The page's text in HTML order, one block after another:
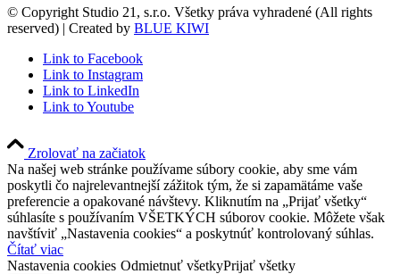
© Copyright Studio 21, s.r.o. Všetky práva vyhradené (All rights
reserved) | Created by BLUE KIWI
Link to Facebook
Link to Instagram
Link to LinkedIn
Link to Youtube
Zrolovať na začiatok
Na našej web stránke používame súbory cookie, aby sme vám
poskytli čo najrelevantnejší zážitok tým, že si zapamätáme vaše
preferencie a opakované návštevy. Kliknutím na „Prijať všetky“
súhlasíte s používaním VŠETKÝCH súborov cookie. Môžete však
navštíviť „Nastavenia cookies“ a poskytnúť kontrolovaný súhlas.
Čítať viac
Nastavenia cookies Odmietnuť všetkyPrijať všetky